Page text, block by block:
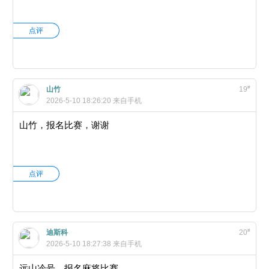
点评
19#
山竹
2026-5-10 18:26:20来自手机
山竹，报名比赛，谢谢
点评
20#
迪斯科
2026-5-10 18:27:38来自手机